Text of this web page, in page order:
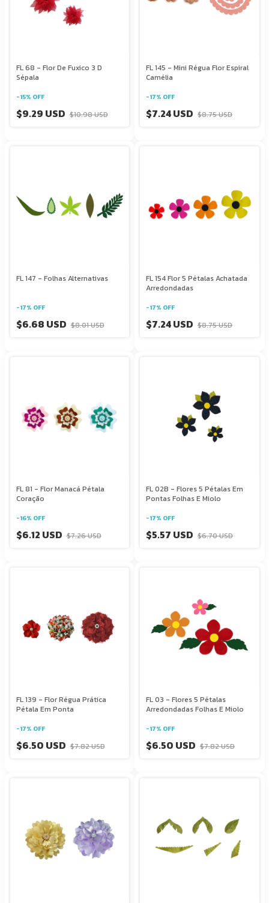
FL 68 - Flor De Fuxico 3 D
Sépala
-15% OFF
$9.29 USD $10.98 USD
FL 145 - Mini Régua Flor Espiral
Camélia
-17% OFF
$7.24 USD $8.75 USD
FL 147 - Folhas Alternativas
-17% OFF
$6.68 USD $8.01 USD
FL 154 Flor 5 Pétalas Achatada
Arredondadas
-17% OFF
$7.24 USD $8.75 USD
FL 81 - Flor Manacá Pétala
Coração
-16% OFF
$6.12 USD $7.26 USD
FL 02B - Flores 5 Pétalas Em
Pontas Folhas E Miolo
-17% OFF
$5.57 USD $6.70 USD
FL 139 - Flor Régua Prática
Pétala Em Ponta
-17% OFF
$6.50 USD $7.82 USD
FL 03 - Flores 5 Pétalas
Arredondadas Folhas E Miolo
-17% OFF
$6.50 USD $7.82 USD